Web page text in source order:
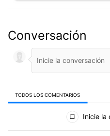
Conversación
TODOS LOS COMENTARIOS
Todos los comentarios
Inicie la